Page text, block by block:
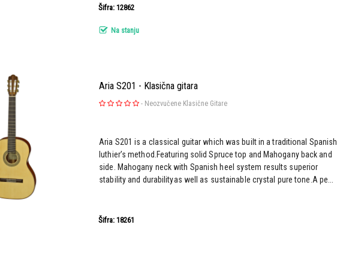
Šifra: 12862
Na stanju
Aria S201 - Klasična gitara
- Neozvučene Klasične Gitare
Aria S201 is a classical guitar which was built in a traditional Spanish
luthier’s method.Featuring solid Spruce top and Mahogany back and
side. Mahogany neck with Spanish heel system results superior
stability and durabilityas well as sustainable crystal pure tone.A pe...
Šifra: 18261